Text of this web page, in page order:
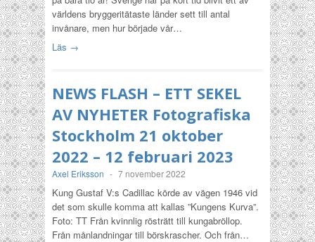
världens bryggeritätaste länder sett till antal
invånare, men hur började vår…
Läs →
NEWS FLASH – ETT SEKEL
AV NYHETER Fotografiska
Stockholm 21 oktober
2022 – 12 februari 2023
Axel Eriksson - 7 november 2022
Kung Gustaf V:s Cadillac körde av vägen 1946 vid
det som skulle komma att kallas ”Kungens Kurva”.
Foto: TT Från kvinnlig rösträtt till kungabröllop.
Från månlandningar till börskrascher. Och från…